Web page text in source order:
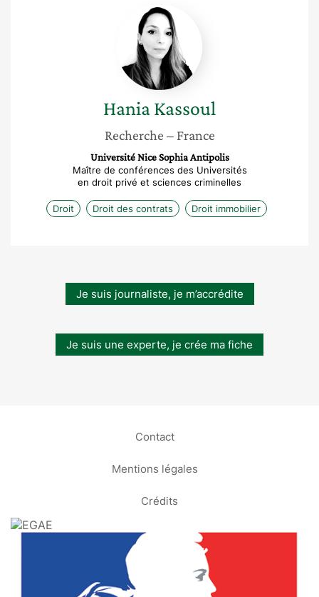
Hania
Kassoul
HaniaKassoul
Recherche – France
Université Nice Sophia Antipolis
Maître de conférences des Universités
en droit privé et sciences criminelles
Droit Droit des contrats Droit immobilier
Je suis journaliste, je m’accrédite
Je suis une experte, je crée ma fiche
Contact
Mentions légales
Crédits